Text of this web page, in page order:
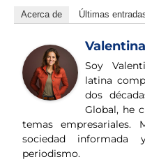
Acerca de Últimas
Soy
latina
dos
Global, he
temas
sociedad
periodismo.